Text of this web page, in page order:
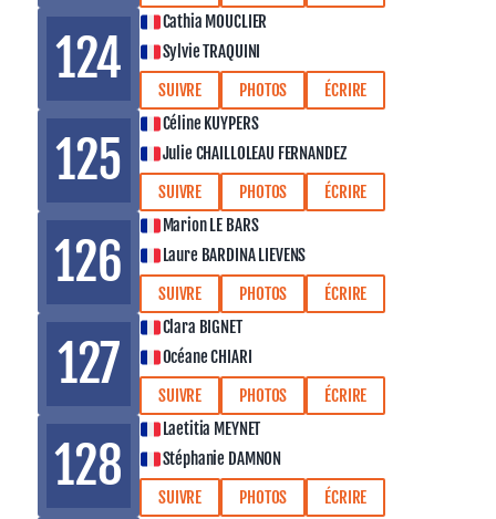
124
Cathia MOUCLIER
Sylvie TRAQUINI
SUIVRE
PHOTOS ÉCRIRE
125
Céline KUYPERS
Julie CHAILLOLEAU FERNANDEZ
SUIVRE
PHOTOS ÉCRIRE
126
Marion LE BARS
Laure BARDINA LIEVENS
SUIVRE
PHOTOS ÉCRIRE
127
Clara BIGNET
Océane CHIARI
SUIVRE
PHOTOS ÉCRIRE
128
Laetitia MEYNET
Stéphanie DAMNON
SUIVRE
PHOTOS ÉCRIRE